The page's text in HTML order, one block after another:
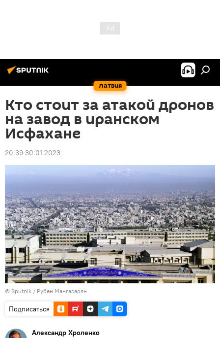
Латвия
Кто стоит за атакой дронов
на завод в иранском
Исфахане
20:39 30.01.2023
© Sputnik / Рубен Мангасарян
Подписаться
Александр Хроленко